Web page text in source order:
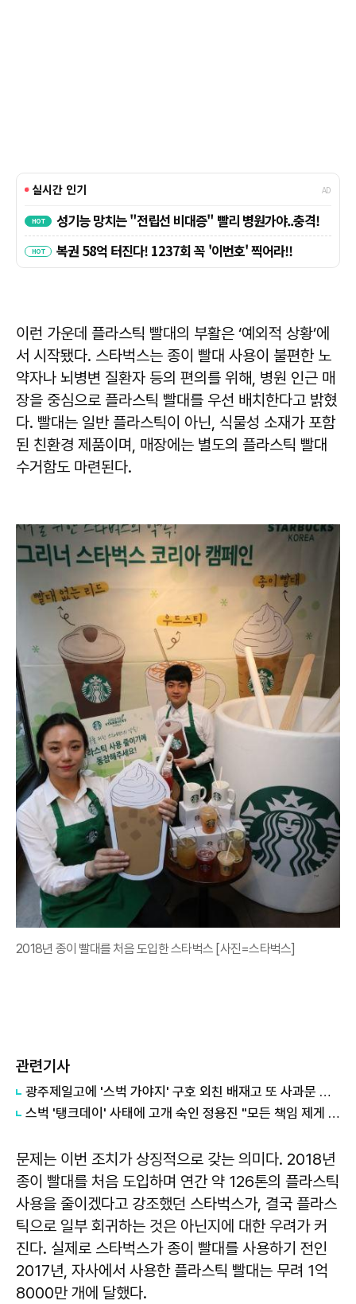
이런 가운데 플라스틱 빨대의 부활은 ‘예외적 상황’에
서 시작됐다. 스타벅스는 종이 빨대 사용이 불편한 노
약자나 뇌병변 질환자 등의 편의를 위해, 병원 인근 매
장을 중심으로 플라스틱 빨대를 우선 배치한다고 밝혔
다. 빨대는 일반 플라스틱이 아닌, 식물성 소재가 포함
된 친환경 제품이며, 매장에는 별도의 플라스틱 빨대
수거함도 마련된다.
2018년 종이 빨대를 처음 도입한 스타벅스 [사진=스타벅스]
관련기사
광주제일고에 '스벅 가야지' 구호 외친 배재고 또 사과문 올렸다…"부끄러운 마음"
스벅 '탱크데이' 사태에 고개 숙인 정용진 "모든 책임 제게 있다"
문제는 이번 조치가 상징적으로 갖는 의미다. 2018년
종이 빨대를 처음 도입하며 연간 약 126톤의 플라스틱
사용을 줄이겠다고 강조했던 스타벅스가, 결국 플라스
틱으로 일부 회귀하는 것은 아닌지에 대한 우려가 커
진다. 실제로 스타벅스가 종이 빨대를 사용하기 전인
2017년, 자사에서 사용한 플라스틱 빨대는 무려 1억
8000만 개에 달했다.